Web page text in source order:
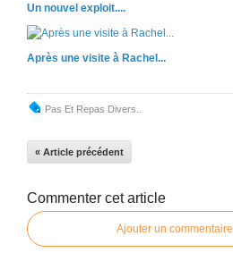
Un nouvel exploit....
Après une visite à Rachel...
Pas Et Repas Divers..
« Article précédent
Commenter cet article
Ajouter un commentaire